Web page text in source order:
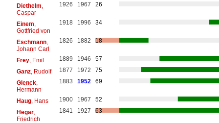
Diethelm
Caspar
1926 1967 26
Einem
Gottfried von
1918 1996 34
Eschmann,
Johann Carl
1826 1882 18
Frey, Emil 1889 1946
57
Ganz, Rudolf 1877 1972
75
Glenck,
Hermann
1883 1952 69
Haug, Hans 1900 1967
52
Hegar,
Friedrich
1841 1927 63